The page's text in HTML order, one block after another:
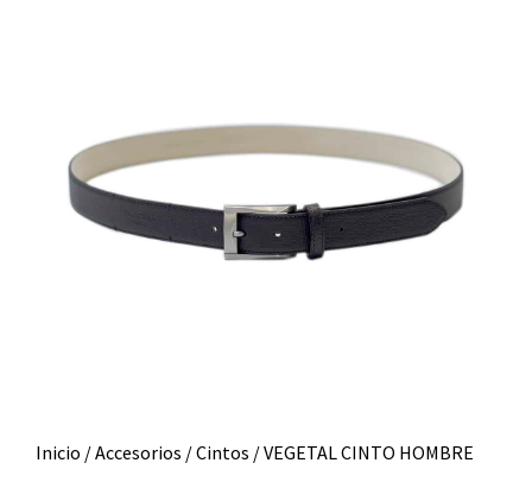
Inicio /Accesorios /Cintos / VEGETAL CINTO HOMBRE